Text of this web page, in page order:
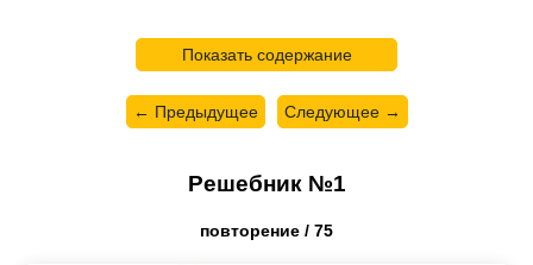
Показать содержание
← Предыдущее Следующее →
Решебник №1
повторение / 75